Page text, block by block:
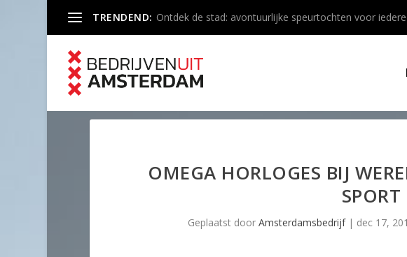
TRENDEND: Ontdek de stad: avontuurlijke speurtochten voor
OMEGA HORLOGES BIJ
SPORT
Geplaatst doorAmsterdamsbedrijf| dec 17,